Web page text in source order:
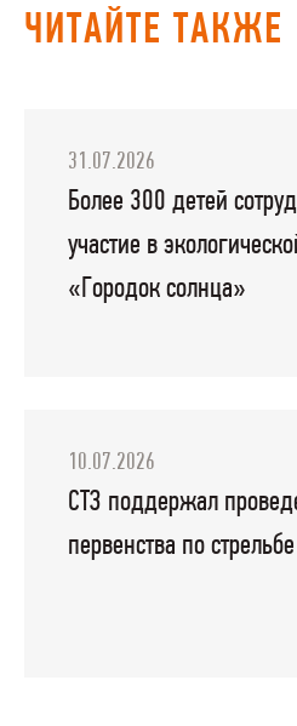
ЧИТАЙТЕ ТАКЖЕ
31.07.2026
Более 300 детей
участие в
«Городок солнца»
10.07.2026
СТЗ поддержал
первенства по